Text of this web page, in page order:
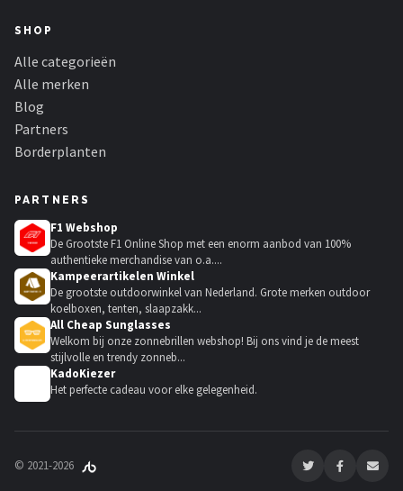
SHOP
Alle categorieën
Alle merken
Blog
Partners
Borderplanten
PARTNERS
F1 Webshop
De Grootste F1 Online Shop met een enorm aanbod van 100%
authentieke merchandise van o.a....
Kampeerartikelen Winkel
De grootste outdoorwinkel van Nederland. Grote merken outdoor
koelboxen, tenten, slaapzakk...
All Cheap Sunglasses
Welkom bij onze zonnebrillen webshop! Bij ons vind je de meest
stijlvolle en trendy zonneb...
KadoKiezer
Het perfecte cadeau voor elke gelegenheid.
© 2021-2026